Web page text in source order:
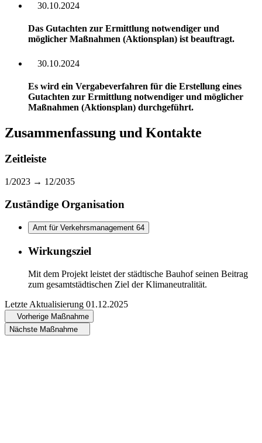
30.10.2024
Das Gutachten zur Ermittlung notwendiger und
möglicher Maßnahmen (Aktionsplan) ist beauftragt.
30.10.2024
Es wird ein Vergabeverfahren für die Erstellung eines
Gutachten zur Ermittlung notwendiger und möglicher
Maßnahmen (Aktionsplan) durchgeführt.
Zusammenfassung und Kontakte
Zeitleiste
1/2023 → 12/2035
Zuständige Organisation
Amt für Verkehrsmanagement 64
Wirkungsziel
Mit dem Projekt leistet der städtische Bauhof seinen Beitrag
zum gesamtstädtischen Ziel der Klimaneutralität.
Letzte Aktualisierung 01.12.2025
Vorherige Maßnahme
Nächste Maßnahme